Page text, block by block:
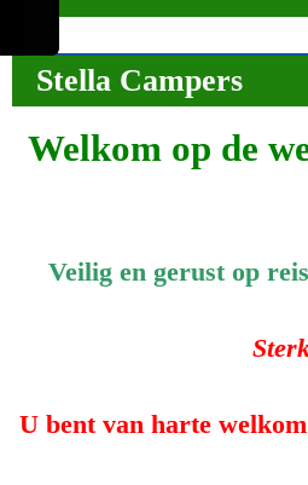
Stella Campers
Welkom op de
Veilig en gerust op
U bent van harte